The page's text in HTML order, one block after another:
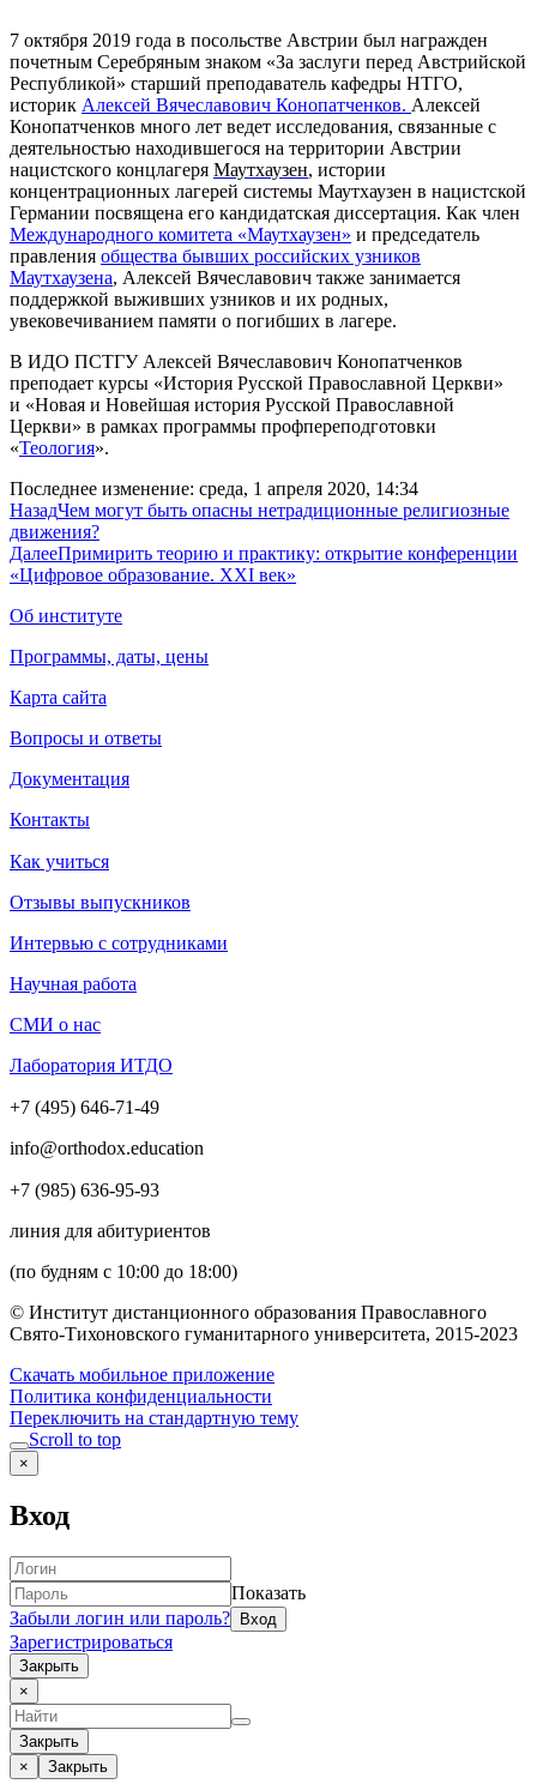
7 октября 2019 года в посольстве Австрии был награжден
почетным Серебряным знаком «За заслуги перед Австрийской
Республикой» старший преподаватель кафедры НТГО,
историк Алексей Вячеславович Конопатченков. Алексей
Конопатченков много лет ведет исследования, связанные с
деятельностью находившегося на территории Австрии
нацистского концлагеря Маутхаузен, истории
концентрационных лагерей системы Маутхаузен в нацистской
Германии посвящена его кандидатская диссертация. Как член
Международного комитета «Маутхаузен» и председатель
правления общества бывших российских узников
Маутхаузена, Алексей Вячеславович также занимается
поддержкой выживших узников и их родных,
увековечиванием памяти о погибших в лагере.
В ИДО ПСТГУ Алексей Вячеславович Конопатченков
преподает курсы «История Русской Православной Церкви»
и «Новая и Новейшая история Русской Православной
Церкви» в рамках программы профпереподготовки
«Теология».
Последнее изменение: среда, 1 апреля 2020, 14:34
НазадЧем могут быть опасны нетрадиционные религиозные
движения?
ДалееПримирить теорию и практику: открытие конференции
«Цифровое образование. XXI век»
Об институте
Программы, даты, цены
Карта сайта
Вопросы и ответы
Документация
Контакты
Как учиться
Отзывы выпускников
Интервью с сотрудниками
Научная работа
СМИ о нас
Лаборатория ИТДО
+7 (495) 646-71-49
info@orthodox.education
+7 (985) 636-95-93
линия для абитуриентов
(по будням с 10:00 до 18:00)
© Институт дистанционного образования Православного
Свято-Тихоновского гуманитарного университета, 2015-2023
Скачать мобильное приложение
Политика конфиденциальности
Переключить на стандартную тему
Scroll to top
×
Вход
Показать
Забыли логин или пароль?
Зарегистрироваться
Закрыть
×
Закрыть
×
Закрыть